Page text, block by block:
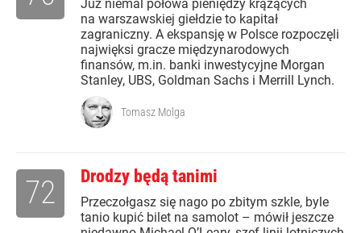
Już niemal połowa pieniędzy krążących
na warszawskiej giełdzie to kapitał
zagraniczny. A ekspansję w Polsce rozpoczęli
najwięksi gracze międzynarodowych
finansów, m.in. banki inwestycyjne Morgan
Stanley, UBS, Goldman Sachs i Merrill Lynch.
Tomasz Molga
Drodzy będą tanimi
Przeczołgasz się nago po zbitym szkle, byle
tanio kupić bilet na samolot – mówił jeszcze
72